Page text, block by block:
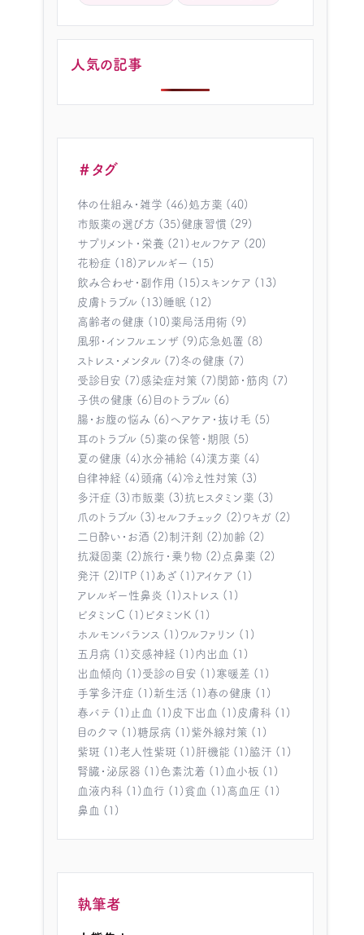
人気の記事
＃タグ
体の仕組み・雑学 (46) 処方薬 (40)
市販薬の選び方 (35) 健康習慣 (29)
サプリメント・栄養 (21) セルフケア (20)
花粉症 (18) アレルギー (15)
飲み合わせ・副作用 (15) スキンケア (13)
皮膚トラブル (13) 睡眠 (12)
高齢者の健康 (10) 薬局活用術 (9)
風邪・インフルエンザ (9) 応急処置 (8)
ストレス・メンタル (7) 冬の健康 (7)
受診目安 (7) 感染症対策 (7) 関節・筋肉 (7)
子供の健康 (6) 目のトラブル (6)
腸・お腹の悩み (6) ヘアケア・抜け毛 (5)
耳のトラブル (5) 薬の保管・期限 (5)
夏の健康 (4) 水分補給 (4) 漢方薬 (4)
自律神経 (4) 頭痛 (4) 冷え性対策 (3)
多汗症 (3) 市販薬 (3) 抗ヒスタミン薬 (3)
爪のトラブル (3) セルフチェック (2) ワキガ (2)
二日酔い・お酒 (2) 制汗剤 (2) 加齢 (2)
抗凝固薬 (2) 旅行・乗り物 (2) 点鼻薬 (2)
発汗 (2) ITP (1) あざ (1) アイケア (1)
アレルギー性鼻炎 (1) ストレス (1)
ビタミンC (1) ビタミンK (1)
ホルモンバランス (1) ワルファリン (1)
五月病 (1) 交感神経 (1) 内出血 (1)
出血傾向 (1) 受診の目安 (1) 寒暖差 (1)
手掌多汗症 (1) 新生活 (1) 春の健康 (1)
春バテ (1) 止血 (1) 皮下出血 (1) 皮膚科 (1)
目のクマ (1)糖尿病 (1) 紫外線対策 (1)
紫斑 (1) 老人性紫斑 (1) 肝機能 (1) 脇汗 (1)
腎臓・泌尿器 (1) 色素沈着 (1) 血小板 (1)
血液内科 (1) 血行 (1) 貧血 (1) 高血圧 (1)
鼻血 (1)
執筆者